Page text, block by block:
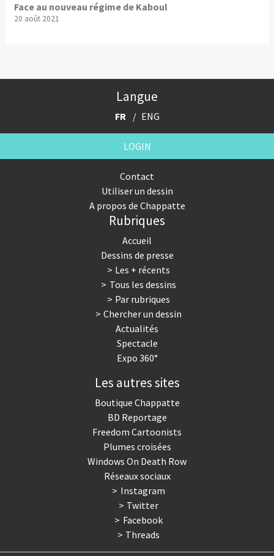
Face au nouveau régime de Kaboul
20 août 2021
Langue
FR ENG
LOGIN
Contact
Utiliser un dessin
A propos de Chappatte
Rubriques
Accueil
Dessins de presse
Les + récents
Tous les dessins
Par rubriques
Chercher un dessin
Actualités
Spectacle
Expo 360°
Les autres sites
Boutique Chappatte
BD Reportage
Freedom Cartoonists
Plumes croisées
Windows On Death Row
Réseaux sociaux
Instagram
Twitter
Facebook
Threads